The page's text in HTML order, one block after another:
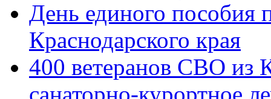
День единого пособия
Краснодарского края
400 ветеранов СВО из
санаторно-курортное